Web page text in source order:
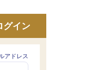
グイン
アドレス